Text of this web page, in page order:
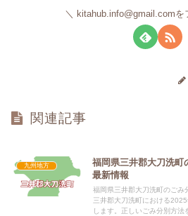
kitahub.info@gmail.comを
関連記事
九州地方
福岡県三井郡大刀洗町
最新情報
福岡県三井郡大刀洗町のごみ
三井郡大刀洗町における
します。正しいごみ分別方法